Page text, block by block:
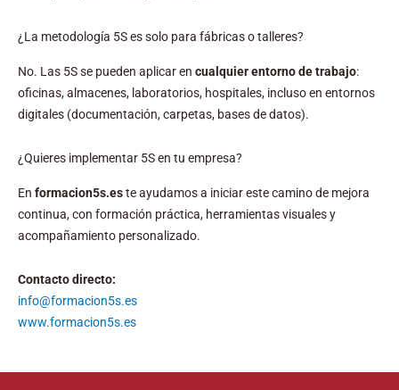
¿La metodología 5S es solo para fábricas o talleres?
No. Las 5S se pueden aplicar en cualquier entorno de trabajo:
oficinas, almacenes, laboratorios, hospitales, incluso en entornos
digitales (documentación, carpetas, bases de datos).
¿Quieres implementar 5S en tu empresa?
En formacion5s.este ayudamos a iniciar este camino de mejora
continua, con formación práctica, herramientas visuales y
acompañamiento personalizado.
Contacto directo:
info@formacion5s.es
www.formacion5s.es